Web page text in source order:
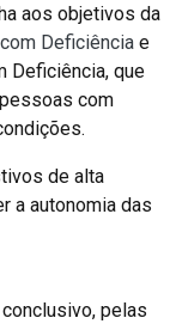
aos objetivos da
Deficiência e
Deficiência, que
com
de alta
a autonomia das
pelas